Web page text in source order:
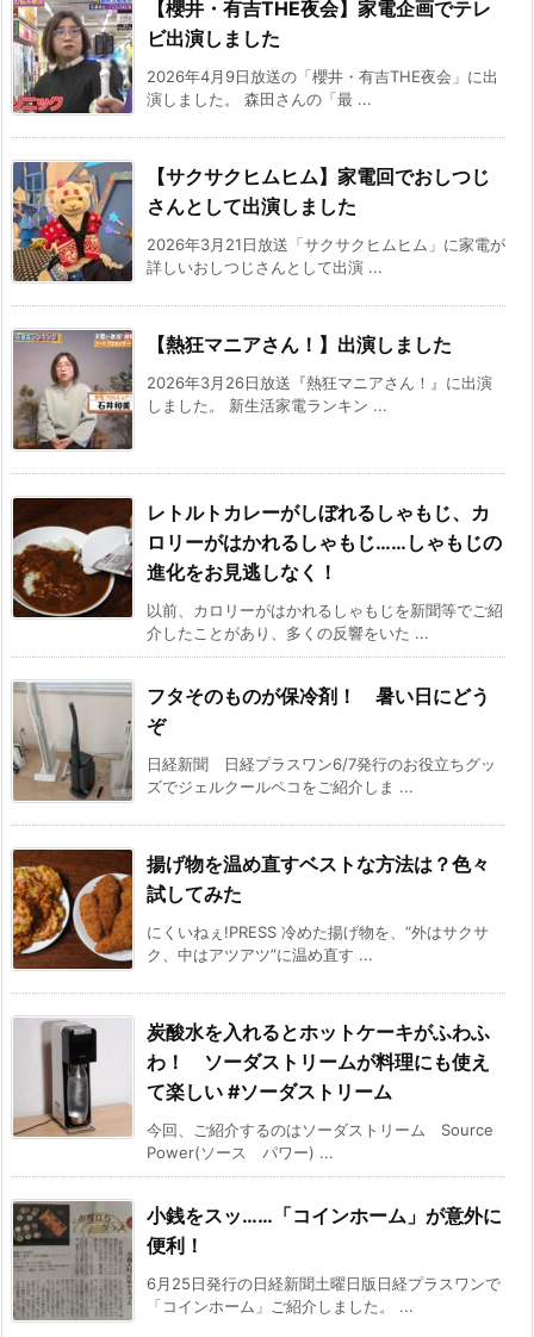
【櫻井・有吉THE夜会】家電企画でテレ
ビ出演しました
2026年4月9日放送の「櫻井・有吉THE夜会」に出
演しました。 森田さんの「最 ...
【サクサクヒムヒム】家電回でおしつじ
さんとして出演しました
2026年3月21日放送「サクサクヒムヒム」に家電が
詳しいおしつじさんとして出演 ...
【熱狂マニアさん！】出演しました
2026年3月26日放送『熱狂マニアさん！』に出演
しました。 新生活家電ランキン ...
レトルトカレーがしぼれるしゃもじ、カ
ロリーがはかれるしゃもじ……しゃもじの
進化をお見逃しなく！
以前、カロリーがはかれるしゃもじを新聞等でご紹
介したことがあり、多くの反響をいた ...
フタそのものが保冷剤！ 暑い日にどう
ぞ
日経新聞 日経プラスワン6/7発行のお役立ちグッ
ズでジェルクールペコをご紹介しま ...
揚げ物を温め直すベストな方法は？色々
試してみた
にくいねぇ!PRESS 冷めた揚げ物を、“外はサクサ
ク、中はアツアツ”に温め直す ...
炭酸水を入れるとホットケーキがふわふ
わ！ ソーダストリームが料理にも使え
て楽しい #ソーダストリーム
今回、ご紹介するのはソーダストリーム Source
Power(ソース パワー) ...
小銭をスッ……「コインホーム」が意外に
便利！
6月25日発行の日経新聞土曜日版日経プラスワンで
「コインホーム」ご紹介しました。 ...